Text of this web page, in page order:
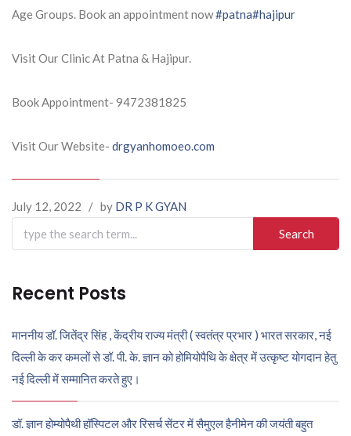
Age Groups. Book an appointment now#patna#hajipur
Visit Our Clinic At Patna & Hajipur.
Book Appointment- 9472381825
Visit Our Website- drgyanhomoeo.com
July 12, 2022 / by DR P K GYAN
Search
for:
Recent Posts
माननीय डॉ. जितेंद्र सिंह , केंद्रीय राज्य मंत्री ( स्वतंत्र प्रभार ) भारत सरकार, नई
दिल्ली के कर कमलों से डॉ. पी. के. ज्ञान को होमियोपैथि के क्षेत्र में उत्कृष्ट योगदान हेतु
नई दिल्ली में सम्मानित करते हुए।
डॉ. ज्ञान होम्योपैथी हॉस्पिटल और रिसर्च सेंटर में सैमुएल हैनीमेन की जयंती बहुत